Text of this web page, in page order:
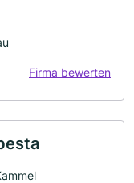
Firma bewerten